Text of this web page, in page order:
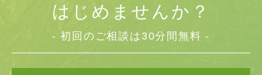
はじめませんか？
- 初回のご相談は30分間無料 -